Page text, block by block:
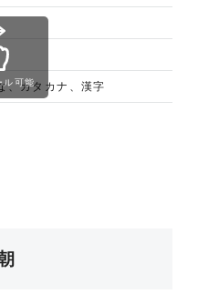
、カタカナ、漢字
ル可能